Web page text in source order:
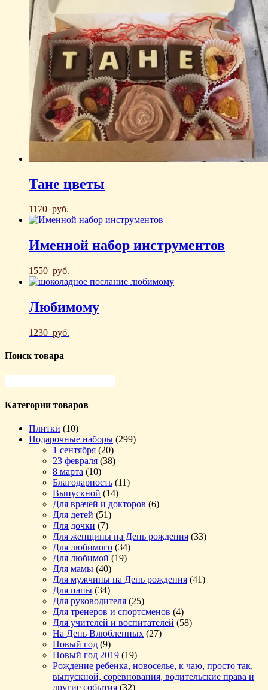
Тане цветы
1170 руб.
Именной набор инструментов
1550 руб.
Любимому
1230 руб.
Поиск товара
Категории товаров
Плитки (10)
Подарочные наборы (299)
1 сентября (20)
23 февраля (38)
8 марта (10)
Благодарность (11)
Выпускной (14)
Для врачей и докторов (6)
Для детей (51)
Для дочки (7)
Для женщины на День рождения (33)
Для любимого (34)
Для любимой (19)
Для мамы (40)
Для мужчины на День рождения (41)
Для папы (34)
Для руководителя (25)
Для тренеров и спортсменов (4)
Для учителей и воспитателей (58)
На День Влюбленных (27)
Новый год (9)
Новый год 2019 (19)
Рождение ребенка, новоселье, к чаю, просто так,
выпускной, соревнования, водительские права и
другие события (32)